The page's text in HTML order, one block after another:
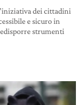
dei cittadini
e sicuro in
strumenti